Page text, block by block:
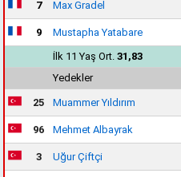
7 Max Gradel
9
Mustapha Yatabare
İlk 11 Yaş Ort. 31,83
Yedekler
25 Muammer Yıldırım
96 Mehmet Albayrak
3 Uğur Çiftçi